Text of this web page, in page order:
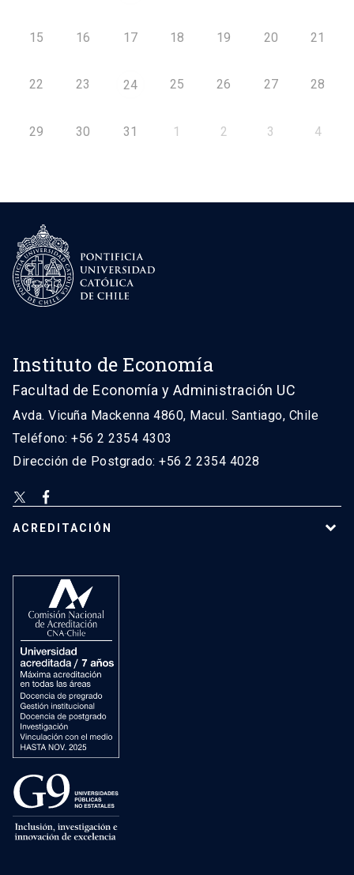
15 16 17 18 19 20 21
22 23 24 25 26 27 28
29 30 31 1 2 3 4
Instituto de Economía
Facultad de Economía y Administración UC
Avda. Vicuña Mackenna 4860, Macul. Santiago, Chile
Teléfono: +56 2 2354 4303
Dirección de Postgrado: +56 2 2354 4028
ACREDITACIÓN